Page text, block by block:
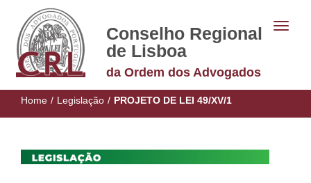
Conselho Regional
de Lisboa
da Ordem dos Advogados
Home / Legislação / PROJETO DE LEI 49/XV/1